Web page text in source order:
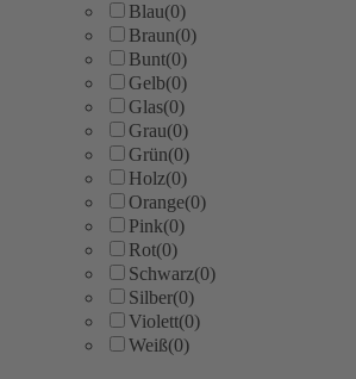
Blau(0)
Braun(0)
Bunt(0)
Gelb(0)
Glas(0)
Grau(0)
Grün(0)
Holz(0)
Orange(0)
Pink(0)
Rot(0)
Schwarz(0)
Silber(0)
Violett(0)
Weiß(0)